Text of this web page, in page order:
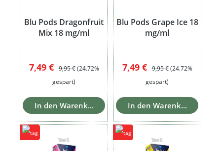
Blu Pods Dragonfruit
Mix 18 mg/ml
Verkaufspreis:
7,49 € Regulärer Preis:
9,95 € (24.72%
gespart)
In den Warenkorb
Blu Pods Grape Ice 18
mg/ml
Verkaufspreis:
7,49 € Regulärer Preis:
9,95 € (24.72%
gespart)
In den Warenkorb